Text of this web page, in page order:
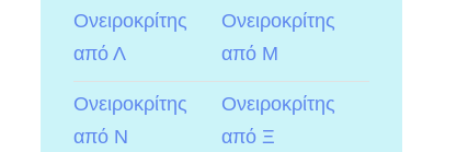
Ονειροκρίτης
από Λ
Ονειροκρίτης
από Μ
Ονειροκρίτης
από Ν
Ονειροκρίτης
από Ξ